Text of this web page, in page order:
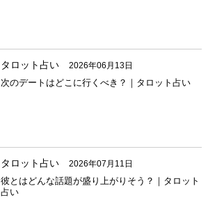
タロット占い 2026年06月13日
次のデートはどこに行くべき？｜タロット占い
タロット占い 2026年07月11日
彼とはどんな話題が盛り上がりそう？｜タロット
占い